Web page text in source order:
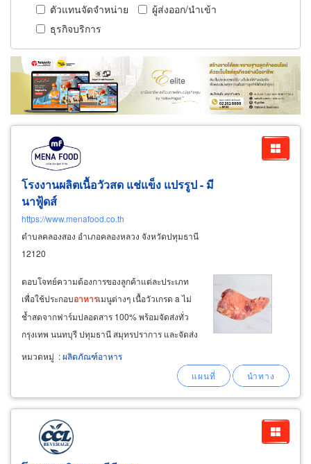
ตัวแทนจัดจำหน่าย
ผู้ส่งออก/นำเข้า
ธุรกิจบริการ
โรงงานผลิตเนื้อวัวสด แช่แข็ง แปรรูป - มี
นาฟู้ดส์
https://www.menafood.co.th
ตำบลคลองสอง อำเภอคลองหลวง จังหวัดปทุมธานี
12120
ตอบโจทย์ความต้องการของลูกค้าแต่ละประเภท
เพื่อใช้ประกอบอาหารเมนูต่างๆ เนื้อวัวเกรด a ไม่
ช้ำสดจากฟาร์มปลอดสาร 100% พร้อมจัดส่งทั่ว
กรุงเทพ นนทบุรี ปทุมธานี สมุทรปราการ และจัดส่ง
ทั่วประเทศด้วยรถห้องเย็นควบคุมอุณหภูมิเพื่อ
รักษาความสดใหม่ ขายส่งเนื้อวัวแช่แข็งยกก้อน
เนื้อวัวแช่แข็งตลาดไทราคาส่ง เนื้อวัวสดจากวัว
สายพันธุ์อเมริกันบราห์มัน
หมวดหมู่ :ผลิตภัณฑ์อาหาร